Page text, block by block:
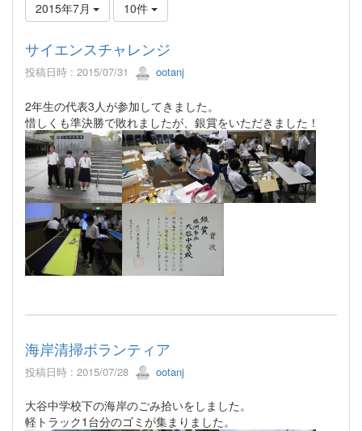
2015年7月 10件
サイエンスチャレンジ
投稿日時 : 2015/07/31 ootanj
2年生の代表3人が参加してきました。
惜しくも準決勝で敗れましたが、銀賞をいただきました！
海岸清掃ボランティア
投稿日時 : 2015/07/28 ootanj
大谷中学校下の海岸のごみ拾いをしました。
軽トラック1台分のゴミが集まりました。